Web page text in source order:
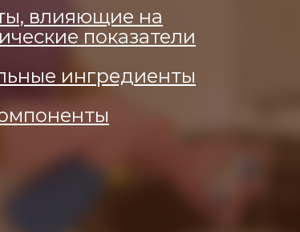
влияющие на
показатели
ингредиенты